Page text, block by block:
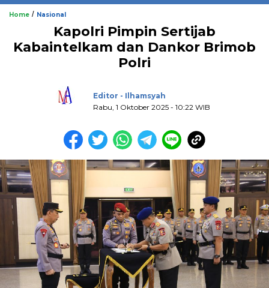
Home / Nasional
Kapolri Pimpin Sertijab
Kabaintelkam dan Dankor Brimob
Polri
Editor - Ilhamsyah
Rabu, 1 Oktober 2025 - 10:22 WIB